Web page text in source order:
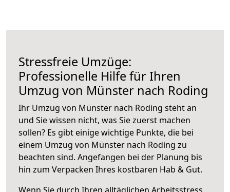
Stressfreie Umzüge:
Professionelle Hilfe für Ihren
Umzug von Münster nach Roding
Ihr Umzug von Münster nach Roding steht an
und Sie wissen nicht, was Sie zuerst machen
sollen? Es gibt einige wichtige Punkte, die bei
einem Umzug von Münster nach Roding zu
beachten sind. Angefangen bei der Planung bis
hin zum Verpacken Ihres kostbaren Hab & Gut.